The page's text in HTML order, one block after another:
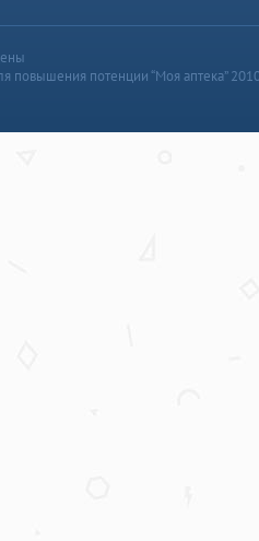
повышения потенции “Моя аптека”